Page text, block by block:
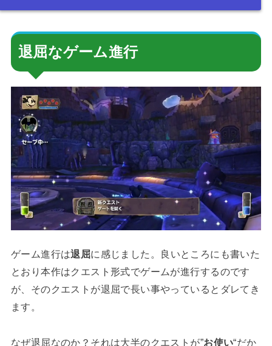
退屈なゲーム進行
ゲーム進行は退屈に感じました。良いところにも書いた
とおり本作はクエスト形式でゲームが進行するのです
が、そのクエストが退屈で長い事やっているとダレてき
ます。
なぜ退屈なのか？それは大半のクエストが”お使い“だか